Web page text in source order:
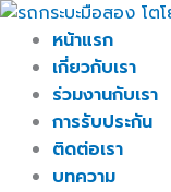
Skip
content
หน้าแรก
เกี่ยวกับเรา
ร่วมงานกับเรา
การรับประกัน
ติดต่อเรา
บทความ